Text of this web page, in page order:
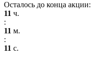
Осталось до конца акции:
11 ч.
:
11 м.
:
11 с.